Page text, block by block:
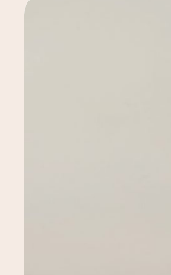
NOS
NOS
LA MAISON